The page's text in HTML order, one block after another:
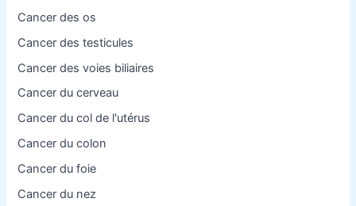
Cancer des os
Cancer des testicules
Cancer des voies biliaires
Cancer du cerveau
Cancer du col de l'utérus
Cancer du colon
Cancer du foie
Cancer du nez